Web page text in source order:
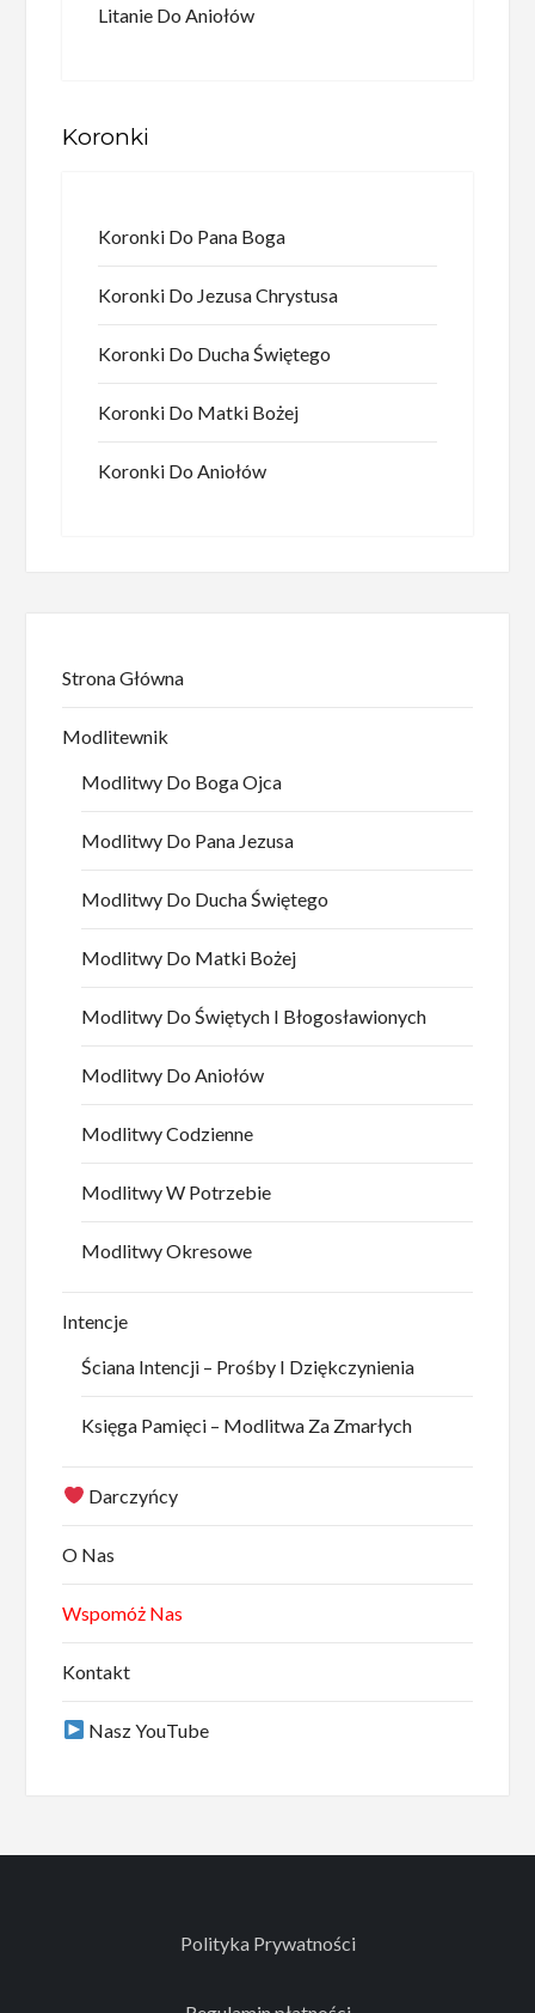
Litanie Do Aniołów
Koronki
Koronki Do Pana Boga
Koronki Do Jezusa Chrystusa
Koronki Do Ducha Świętego
Koronki Do Matki Bożej
Koronki Do Aniołów
Strona Główna
Modlitewnik
Modlitwy Do Boga Ojca
Modlitwy Do Pana Jezusa
Modlitwy Do Ducha Świętego
Modlitwy Do Matki Bożej
Modlitwy Do Świętych I Błogosławionych
Modlitwy Do Aniołów
Modlitwy Codzienne
Modlitwy W Potrzebie
Modlitwy Okresowe
Intencje
Ściana Intencji – Prośby I Dziękczynienia
Księga Pamięci – Modlitwa Za Zmarłych
Darczyńcy
O Nas
Wspomóż Nas
Kontakt
Nasz YouTube
Polityka Prywatności